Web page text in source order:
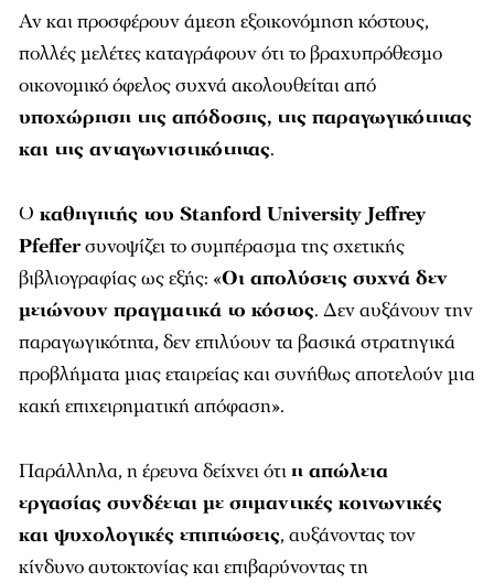
Αν και προσφέρουν άμεση εξοικονόμηση κόστους,
πολλές μελέτες καταγράφουν ότι το βραχυπρόθεσμο
οικονομικό όφελος συχνά ακολουθείται από
υποχώρηση της απόδοσης, της παραγωγικότητας
και της ανταγωνιστικότητας.
Ο καθηγητής του Stanford University Jeffrey
Pfefferσυνοψίζει το συμπέρασμα της σχετικής
βιβλιογραφίας ως εξής: «Οι απολύσεις συχνά δεν
μειώνουν πραγματικά το κόστος. Δεν αυξάνουν την
παραγωγικότητα, δεν επιλύουν τα βασικά στρατηγικά
προβλήματα μιας εταιρείας και συνήθως αποτελούν μια
κακή επιχειρηματική απόφαση».
Παράλληλα, η έρευνα δείχνει ότιη απώλεια
εργασίας συνδέεται με σημαντικές κοινωνικές
και ψυχολογικές επιπτώσεις, αυξάνοντας τον
κίνδυνο αυτοκτονίας και επιβαρύνοντας τη